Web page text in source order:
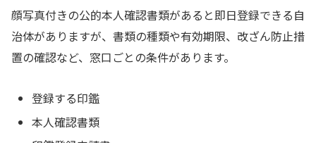
顔写真付きの公的本人確認書類があると即日登録できる自
治体がありますが、書類の種類や有効期限、改ざん防止措
置の確認など、窓口ごとの条件があります。
登録する印鑑
本人確認書類